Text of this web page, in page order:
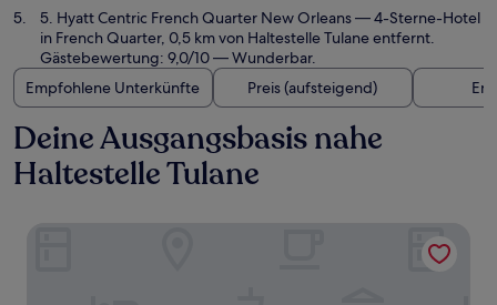
5. Hyatt Centric French Quarter New Orleans— 4-Sterne-Hotel
in French Quarter, 0,5 km von Haltestelle Tulane entfernt.
Gästebewertung: 9,0/10 — Wunderbar.
Empfohlene Unterkünfte
Preis (aufsteigend)
Deine Ausgangsbasis nahe
Haltestelle Tulane